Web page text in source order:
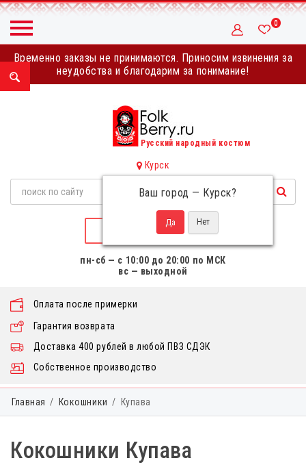
Временно заказы не принимаются. Приносим извинения за
неудобства и благодарим за понимание!
0
Русский народный костюм
Курск
Ваш город — Курск?
НАПИСАТЬ НАМ
пн-сб — с 10:00 до 20:00 по МСК
вс — выходной
Собственное производство
Оплата после примерки
Гарантия возврата
Доставка 400 рублей в любой ПВЗ СДЭК
Главная Кокошники Купава
Кокошники Купава